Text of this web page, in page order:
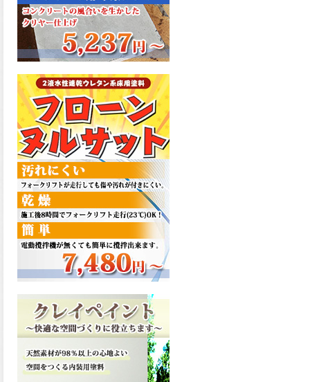
2026.06.29
コストを重視しした材料で、
優れた性能と高品質で高度な
防水機能を発揮、フローン12
た。ご購入はこちらから。
2026.06.29
数多くの施工実績を持つ信頼
性の高い塗材 優れた性能と高
品質で高度な防水機能を発
揮、フローン11が新しく販売
開始致しました。ご購入はこ
ちらから。
2026.05.26
コンクリート特有の質感やム
ラ感と溶け合うように広がる
色彩が床と壁を印象的に仕上
げる、アクアカラー デュオト
ーンが新しく販売開始致しま
2026.03.13
滑らかな塗膜は従来の屋根用
塗料と比べ、滑らかな塗膜表
面を形成し、光沢が高く、抜
群の仕上がり性を提供、一液
プレミアムルーフシリコンが